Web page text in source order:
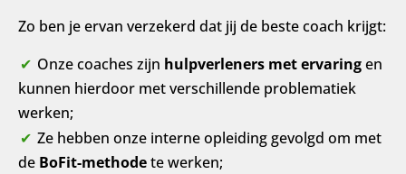
Zo ben je ervan verzekerd dat jij de beste coach krijgt:
Onze coaches zijn hulpverleners met ervaringen
kunnen hierdoor met verschillende problematiek
werken;
Ze hebben onze interne opleiding gevolgd om met
de BoFit-methodete werken;